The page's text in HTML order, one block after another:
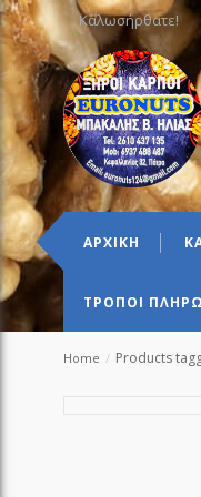
Καλωσήρθατε!
ΑΡΧΙΚΗ
ΤΡΟΠΟΙ
Home / Products